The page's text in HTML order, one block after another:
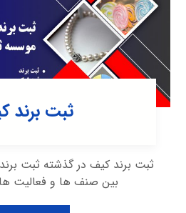
ثبت برند
ثبت برند کیف در گذشته ثبت
بین صنف ها و فعالیت